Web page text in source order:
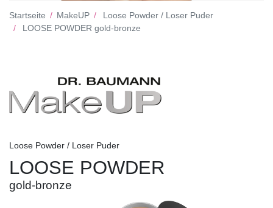
Startseite MakeUP
Loose Powder / Loser Puder
LOOSE POWDER gold-bronze
Loose Powder / Loser Puder
LOOSE POWDER
gold-bronze